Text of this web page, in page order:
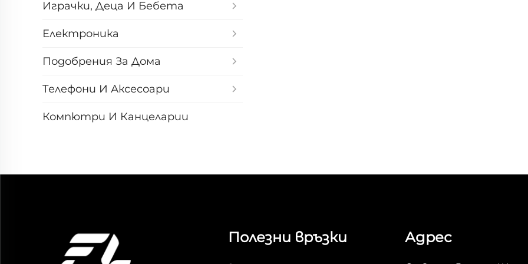
Играчки, Деца И Бебета
Електроника
Подобрения За Дома
Телефони И Аксесоари
Компютри И Канцеларии
Полезни връзки Адрес